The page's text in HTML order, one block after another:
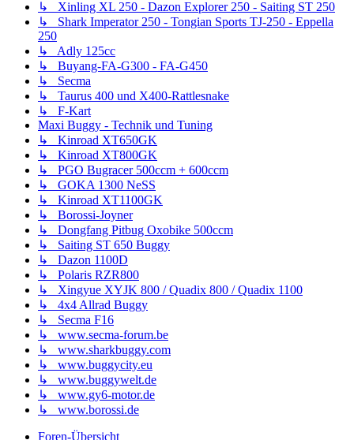
↳ Xinling XL 250 - Dazon Explorer 250 - Saiting ST 250
↳ Shark Imperator 250 - Tongian Sports TJ-250 - Eppella
250
↳ Adly 125cc
↳ Buyang-FA-G300 - FA-G450
↳ Secma
↳ Taurus 400 und X400-Rattlesnake
↳ F-Kart
Maxi Buggy - Technik und Tuning
↳ Kinroad XT650GK
↳ Kinroad XT800GK
↳ PGO Bugracer 500ccm + 600ccm
↳ GOKA 1300 NeSS
↳ Kinroad XT1100GK
↳ Borossi-Joyner
↳ Dongfang Pitbug Oxobike 500ccm
↳ Saiting ST 650 Buggy
↳ Dazon 1100D
↳ Polaris RZR800
↳ Xingyue XYJK 800 / Quadix 800 / Quadix 1100
↳ 4x4 Allrad Buggy
↳ Secma F16
↳ www.secma-forum.be
↳ www.sharkbuggy.com
↳ www.buggycity.eu
↳ www.buggywelt.de
↳ www.gy6-motor.de
↳ www.borossi.de
Foren-Übersicht